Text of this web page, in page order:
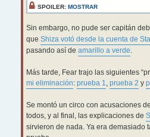
SPOILER: MOSTRAR
Sin embargo, no pude ser capitán
que Shiza votó desde la cuenta de
pasando así de amarillo a verde.
Más tarde, Fear trajo las siguientes
mi eliminación: prueba 1, prueba 2 y
Se montó un circo con acusaciones
todos, y al final, las explicaciones de
sirvieron de nada. Ya era demasiado